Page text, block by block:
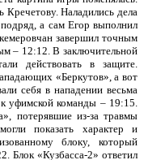
Кречетову. Наладились дела
а сам Егор выполнил
завершил точным
– 12:12. В заключительной
действовать в защите.
«Беркутов», а вот
себя в нападении весьма
уфимской команды – 19:15.
потерявшие из-за травмы
показать характер и
блоку, который
Блок «Кузбасса-2» ответил